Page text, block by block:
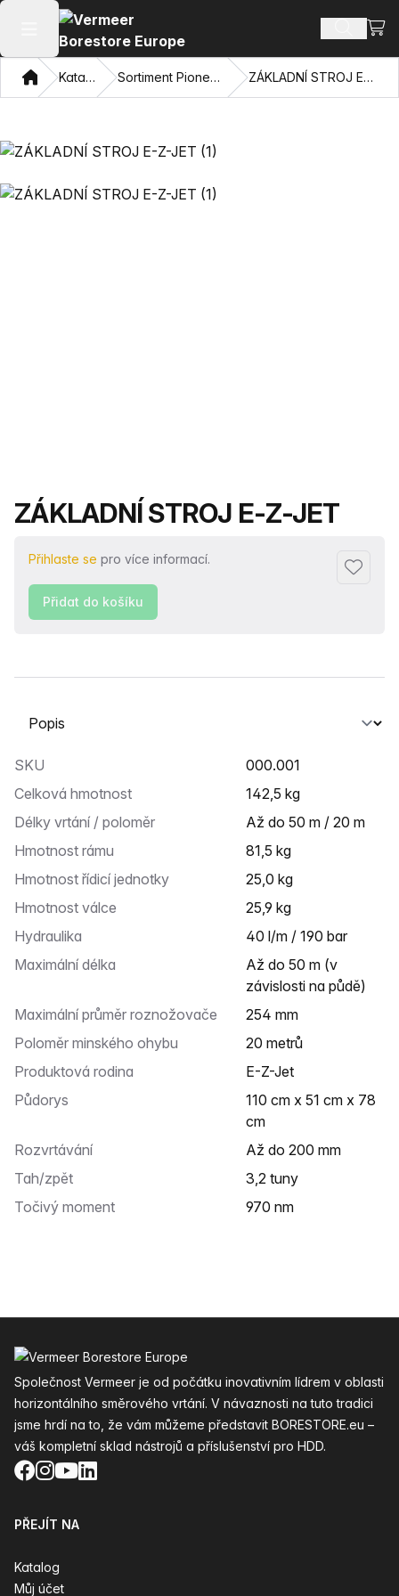
Otevřít hlavní menu Hledat
Domov Katalog Sortiment Pioneerbore ZÁKLADNÍ STROJ E-Z-JET
Název produktu
ZÁKLADNÍ STROJ E-Z-JET
Přihlaste se pro více informací.
Přidat
Přidat do košíku
Vyberte kartu
SKU
000.001
Celková hmotnost
142,5 kg
Délky vrtání / poloměr
až do 50 m / 20 m
Hmotnost rámu
81,5 kg
Hmotnost řídicí jednotky
25,0 kg
Hmotnost válce
25,9 kg
Hydraulika
40 l/m / 190 bar
Maximální délka
Až do 50 m (v
závislosti na půdě)
Maximální průměr roznožovače
254 mm
Poloměr minského ohybu
20 metrů
Produktová rodina
E-Z-Jet
Půdorys
110 cm x 51 cm x 78
cm
Rozvrtávání
až do 200 mm
Tah/zpět
3,2 tuny
Točivý moment
970 nm
Společnost Vermeer je od počátku inovativním lídrem v oblasti
horizontálního směrového vrtání. V návaznosti na tuto tradici
jsme hrdí na to, že vám můžeme představit BORESTORE.eu –
váš kompletní sklad nástrojů a příslušenství pro HDD.
Facebook
Instagram
YouTube
LinkedIn
PŘEJÍT NA
Katalog
Můj účet